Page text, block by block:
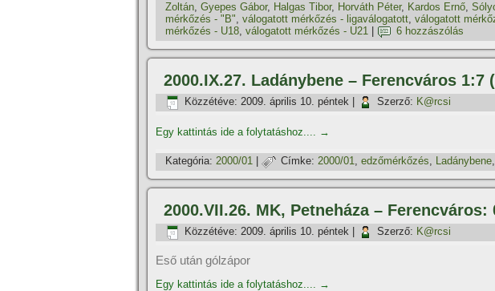
Zoltán, Gyepes Gábor, Halgas Tibor, Horváth Péter, Kardos Ernő,
mérkőzés - "B", válogatott mérkőzés - ligaválogatott, válogatott
mérkőzés - U18, válogatott mérkőzés - U21 6 hozzászólás
2000.IX.27. Ladánybene – Ferencváros 1:7
Közzétéve: 2009. április 10. péntek Szerző: K@rcsi
Egy kattintás ide a folytatáshoz.... →
Kategória: 2000/01 Címke: 2000/01, edzőmérkőzés, Ladánybene,
2000.VII.26. MK, Petneháza – Ferencváros:
Közzétéve: 2009. április 10. péntek Szerző: K@rcsi
Eső után gólzápor
Egy kattintás ide a folytatáshoz.... →